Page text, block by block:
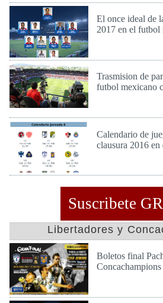
El once ideal de
2017 en el futbol
Trasmision de
futbol mexicano
Calendario de
clausura 2016
Suscribete
Libertadores y
Boletos final